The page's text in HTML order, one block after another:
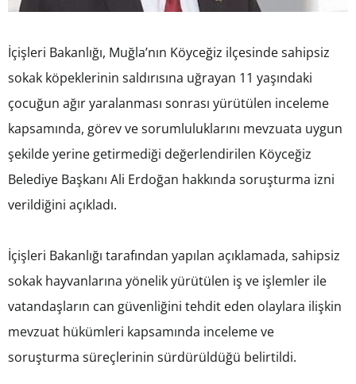
İçişleri Bakanlığı, Muğla’nın Köyceğiz ilçesinde sahipsiz
sokak köpeklerinin saldırısına uğrayan 11 yaşındaki
çocuğun ağır yaralanması sonrası yürütülen inceleme
kapsamında, görev ve sorumluluklarını mevzuata uygun
şekilde yerine getirmediği değerlendirilen Köyceğiz
Belediye Başkanı Ali Erdoğan hakkında soruşturma izni
verildiğini açıkladı.
İçişleri Bakanlığı tarafından yapılan açıklamada, sahipsiz
sokak hayvanlarına yönelik yürütülen iş ve işlemler ile
vatandaşların can güvenliğini tehdit eden olaylara ilişkin
mevzuat hükümleri kapsamında inceleme ve
soruşturma süreçlerinin sürdürüldüğü belirtildi.